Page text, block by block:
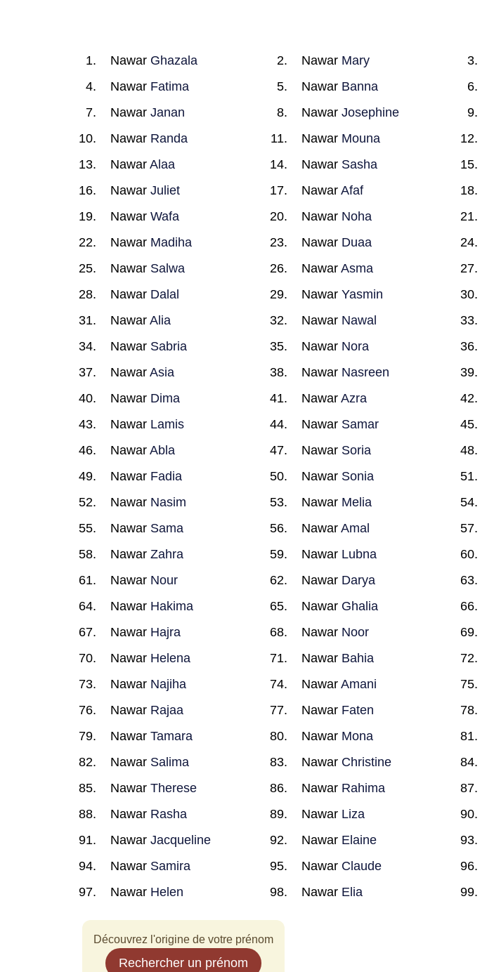
Nawar Ghazala Nawar Mary
Nawar Fatima Nawar Banna
Nawar Janan Nawar Josephine
Nawar Randa Nawar Mouna
Nawar Alaa Nawar Sasha
Nawar Juliet Nawar Afaf
Nawar Wafa Nawar Noha
Nawar Madiha Nawar Duaa
Nawar Salwa Nawar Asma
Nawar Dalal Nawar Yasmin
Nawar Alia Nawar Nawal
Nawar Sabria Nawar Nora
Nawar Asia Nawar Nasreen
Nawar Dima Nawar Azra
Nawar Lamis Nawar Samar
Nawar Abla Nawar Soria
Nawar Fadia Nawar Sonia
Nawar Nasim Nawar Melia
Nawar Sama Nawar Amal
Nawar Zahra Nawar Lubna
Nawar Nour Nawar Darya
Nawar Hakima Nawar Ghalia
Nawar Hajra Nawar Noor
Nawar Helena Nawar Bahia
Nawar Najiha Nawar Amani
Nawar Rajaa Nawar Faten
Nawar Tamara Nawar Mona
Nawar Salima Nawar Christine
Nawar Therese Nawar Rahima
Nawar Rasha Nawar Liza
Nawar Jacqueline Nawar Elaine
Nawar Samira Nawar Claude
Nawar Helen Nawar Elia
Découvrez l'origine de votre prénom
Rechercher un prénom